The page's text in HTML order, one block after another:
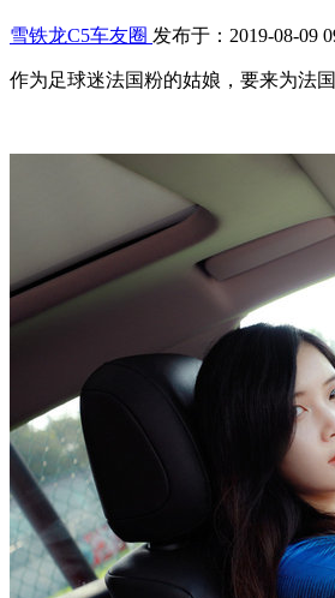
雪铁龙C5车友圈 发布于：2019-08-09
作为足球迷法国粉的姑娘，要来为法